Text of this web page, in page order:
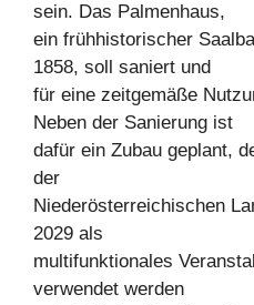
sein. Das Palmenhaus,
ein frühhistorischer
1858, soll saniert und
für eine zeitgemäße
Neben der Sanierung ist
dafür ein Zubau geplant,
der
Niederösterreichischen
2029 als
multifunktionales
verwendet werden